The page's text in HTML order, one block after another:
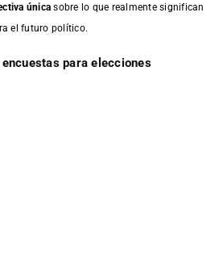
única sobre lo que realmente significan
el futuro político.
para elecciones